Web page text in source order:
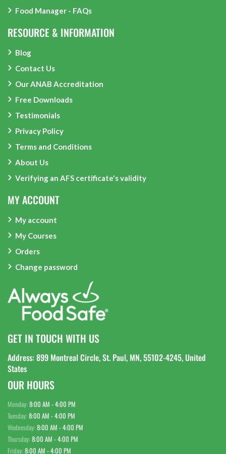
Food Manager - FAQs
RESOURCE & INFORMATION
Blog
Contact Us
Our ANAB Accreditation
Free Downloads
Testimonials
Privacy Policy
Terms and Conditions
About Us
Verifying an AFS certificate's validity
MY ACCOUNT
My account
My Courses
Orders
Change password
GET IN TOUCH WITH US
Address: 899 Montreal Circle, St. Paul, MN, 55102-4245, United
States
OUR HOURS
Monday: 8:00 AM - 4:00 PM
Tuesday: 8:00 AM - 4:00 PM
Wednesday: 8:00 AM - 4:00 PM
Thursday: 8:00 AM - 4:00 PM
Friday: 8:00 AM - 4:00 PM